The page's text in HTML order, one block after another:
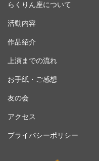
らくりん座について
活動内容
作品紹介
上演までの流れ
お手紙・ご感想
友の会
アクセス
プライバシーポリシー